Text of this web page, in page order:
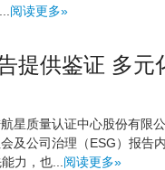
阅读更多»
提供鉴证 多
星质量认证中心股份有限
及公司治理（ESG）报告
力，也... 阅读更多»